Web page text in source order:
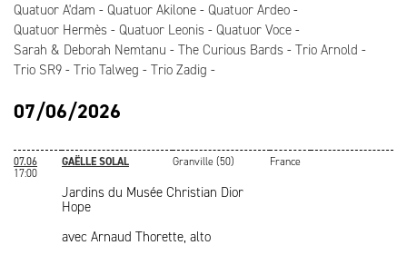
Quatuor A'dam
Quatuor Akilone
Quatuor Ardeo
Quatuor Hermès
Quatuor Leonis
Quatuor Voce
Sarah & Deborah Nemtanu
The Curious Bards
Trio Arnold
Trio SR9
Trio Talweg Trio Zadig
07/06/2026
07.06
17:00
GAËLLE SOLAL Granville (50) France
Jardins du Musée Christian Dior
Hope
avec Arnaud Thorette, alto